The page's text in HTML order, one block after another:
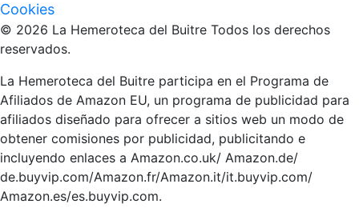
Cookies
© 2026 La Hemeroteca del Buitre Todos los derechos
reservados.
La Hemeroteca del Buitre participa en el Programa de
Afiliados de Amazon EU, un programa de publicidad para
afiliados diseñado para ofrecer a sitios web un modo de
obtener comisiones por publicidad, publicitando e
incluyendo enlaces a Amazon.co.uk/ Amazon.de/
de.buyvip.com/Amazon.fr/Amazon.it/it.buyvip.com/
Amazon.es/es.buyvip.com.